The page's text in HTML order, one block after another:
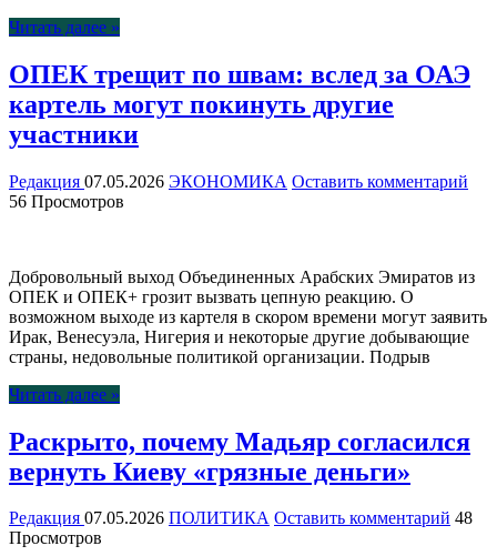
Читать далее »
ОПЕК трещит по швам: вслед за ОАЭ
картель могут покинуть другие
участники
Редакция 07.05.2026 ЭКОНОМИКА Оставить комментарий
56 Просмотров
Добровольный выход Объединенных Арабских Эмиратов из
ОПЕК и ОПЕК+ грозит вызвать цепную реакцию. О
возможном выходе из картеля в скором времени могут заявить
Ирак, Венесуэла, Нигерия и некоторые другие добывающие
страны, недовольные политикой организации. Подрыв
Читать далее »
Раскрыто, почему Мадьяр согласился
вернуть Киеву «грязные деньги»
Редакция 07.05.2026 ПОЛИТИКА Оставить комментарий 48
Просмотров